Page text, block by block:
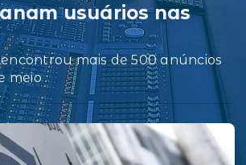
usuários nas
mais de 500 anúncios
meio